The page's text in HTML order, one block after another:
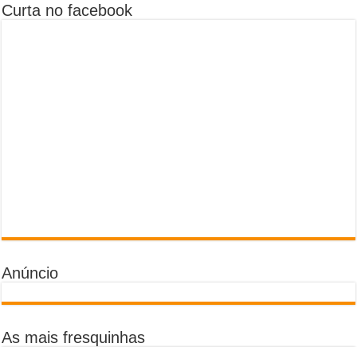
Curta no facebook
Anúncio
As mais fresquinhas